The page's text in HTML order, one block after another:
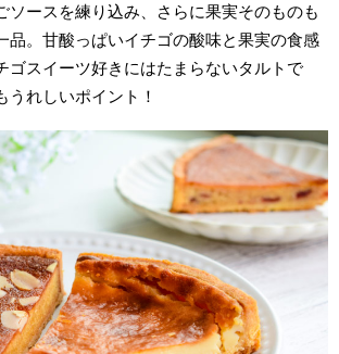
ソースを練り込み、さらに果実そのものも
品。甘酸っぱいイチゴの酸味と果実の食感
ゴスイーツ好きにはたまらないタルトで
うれしいポイント！